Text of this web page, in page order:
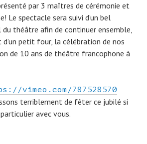
par 3 maîtres de cérémonie et
Le spectacle sera suivi d’un bel
théâtre afin de continuer ensemble,
d’un petit four, la célébration de nos
de 10 ans de théâtre francophone à
vimeo.com/787528570
terriblement de fêter ce jubilé si
particulier avec vous.